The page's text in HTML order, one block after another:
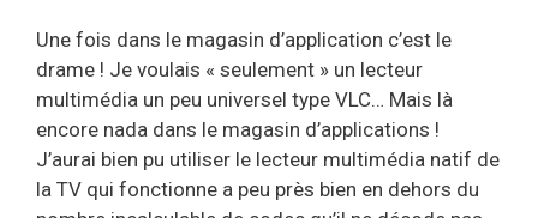
Une fois dans le magasin d’application c’est le
drame ! Je voulais « seulement » un lecteur
multimédia un peu universel type VLC… Mais là
encore nada dans le magasin d’applications !
J’aurai bien pu utiliser le lecteur multimédia natif de
la TV qui fonctionne a peu près bien en dehors du